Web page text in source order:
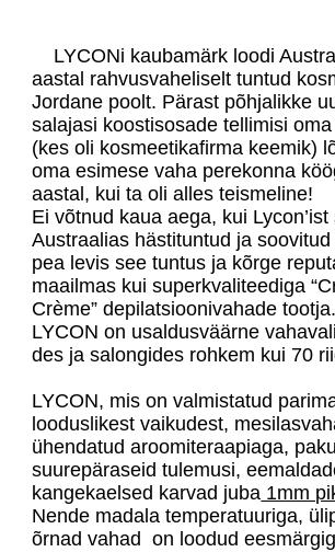
LYCONi kaubamärk loodi
aastal rahvusvaheliselt tuntud
Jordane poolt. Pärast põhjalikke
salajasi koostisosade tellimisi
(kes oli kosmeetikafirma keemik)
oma esimese vaha perekonna
aastal, kui ta oli alles teismeline!
Ei võtnud kaua aega, kui Lycon’ist
Austraalias hästituntud ja
pea levis see tuntus ja kõrge
maailmas kui superkvaliteediga
Crème” depilatsioonivahade tootja.
LYCON on usaldusväärne
des ja salongides rohkem kui 70
LYCON, mis on valmistatud
looduslikest vaikudest,
ühendatud aroomiteraapiaga,
suurepäraseid tulemusi,
kangekaelsed karvad juba 1mm
Nende madala temperatuuriga,
õrnad vahad on loodud